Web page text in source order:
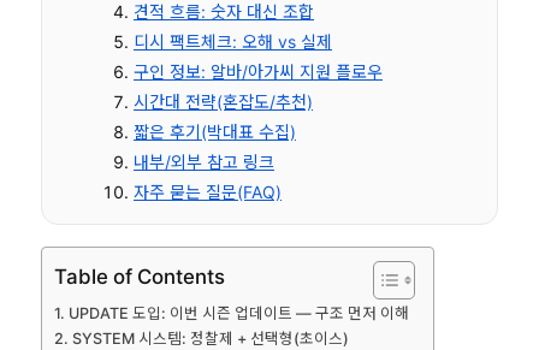
견적 흐름: 숫자 대신 조합
디시 팩트체크: 오해 vs 실제
구인 정보: 알바/아가씨 지원 플로우
시간대 전략(혼잡도/추천)
짧은 후기(박대표 수집)
내부/외부 참고 링크
자주 묻는 질문(FAQ)
Table of Contents
UPDATE 도입: 이번 시즌 업데이트 — 구조 먼저 이해
SYSTEM 시스템: 정찰제 + 선택형(초이스)